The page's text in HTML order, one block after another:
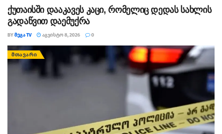
ინჟინრები მის შეკეთებას და ამუშავებას დედამიწიდან
ცდილობენ.
ქუთაისში დააკავეს კაცი, რომელიც დედას სახლის
გადაწვით დაემუქრა
BYᲛᲔᲒᲐ TV ᲐᲒᲕᲘᲡᲢᲝ 8, 2026 0
ᲛᲗᲐᲕᲐᲠᲘ